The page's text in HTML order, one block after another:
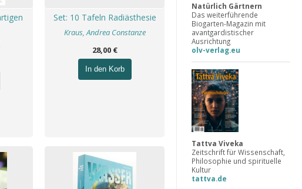
Set: 10 Tafeln Radiästhesie
Kraus, Andrea Constanze
28,00 €
In den Korb
Natürlich Gärtnern
Das weiterführende
Biogarten-Magazin mit
avantgardistischer
Ausrichtung
olv-verlag.eu
Tattva Viveka
Zeitschrift für Wissenschaft,
Philosophie und spirituelle
Kultur
tattva.de